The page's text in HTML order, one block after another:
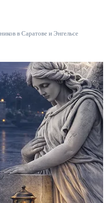
в Саратове и Энгельсе